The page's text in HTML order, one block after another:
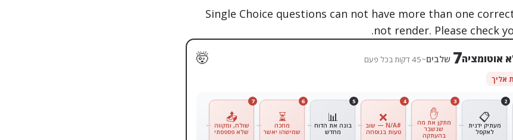
אוטומציה7 שלבים~45 דקות בכל פעם 🤯
7
📤
שולח, ומקווה
שלא פספסתי
6
⏳
מחכה
שמישהו יאשר
5
📊
בונה את הדוח
מחדש
4
❌
#N/A — שוב
טעות בנוסחה
3
✋
מתקן את מה
שנשבר
בהעתקה
2
📋
מעתיק ידנית
לאקסל